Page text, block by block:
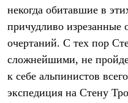
Софтшелл одежда
Куртки
Брюки
Флисовая одежда
Куртки
Брюки
Термобелье
некогда обитавшие в
причудливо изрезанные
очертаний. С тех пор
сложнейшими, не
к себе альпинистов
экспедиция на Стену